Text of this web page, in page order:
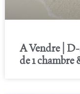
A Vendre |
de 1 chambre